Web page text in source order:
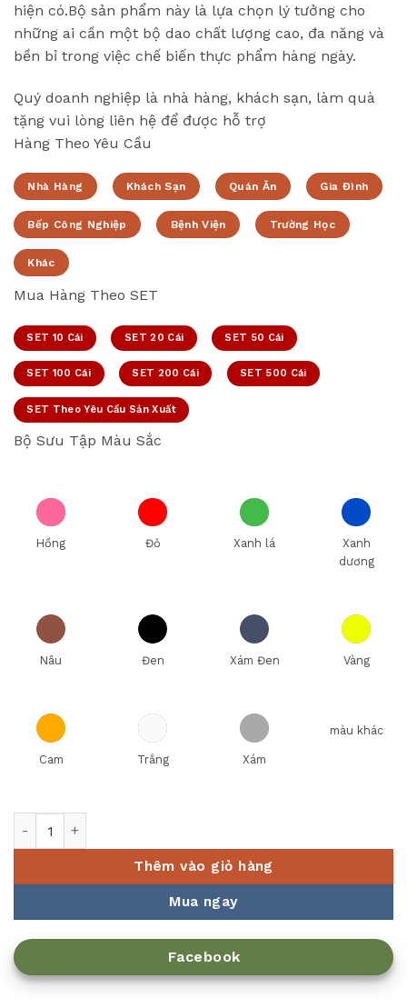
hiện có.Bộ sản phẩm này là lựa chọn lý tưởng cho
những ai cần một bộ dao chất lượng cao, đa năng và
bền bỉ trong việc chế biến thực phẩm hàng ngày.
Quý doanh nghiệp là nhà hàng, khách sạn, làm quà
tặng vui lòng liên hệ để được hỗ trợ
Hàng Theo Yêu Cầu
Nhà Hàng Khách Sạn Quán Ăn Gia Đình
Bếp Công Nghiệp Bệnh Viện Trường Học
Khác
Mua Hàng Theo SET
SET 10 Cái SET 20 Cái SET 50 Cái
SET 100 Cái SET 200 Cái SET 500 Cái
SET Theo Yêu Cầu Sản Xuất
Bộ Sưu Tập Màu Sắc
Hồng Đỏ Xanh lá
Xanh
dương
Nâu Đen Xám Đen Vàng
Cam Trắng Xám
màu khác
Thêm vào giỏ hàng
Mua ngay
Facebook